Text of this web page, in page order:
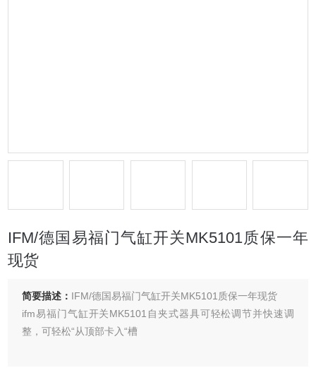
IFM/德国易福门气缸开关MK5101质保一年
现货
简要描述： IFM/德国易福门气缸开关MK5101质保一年现货
ifm易福门气缸开关MK5101自夹式器具可轻松调节并快速调
整，可轻松“从顶部卡入“槽